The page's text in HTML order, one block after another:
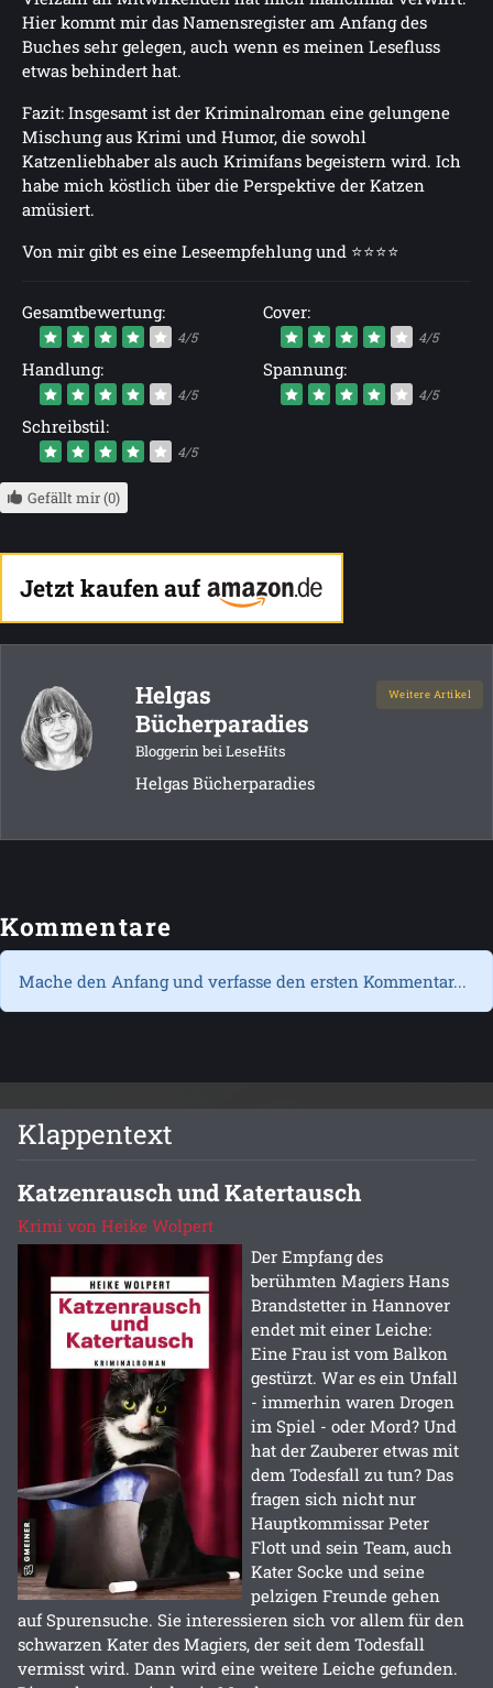
Hier kommt mir das Namensregister am Anfang des
Buches sehr gelegen, auch wenn es meinen Lesefluss
etwas behindert hat.
Fazit: Insgesamt ist der Kriminalroman eine gelungene
Mischung aus Krimi und Humor, die sowohl
Katzenliebhaber als auch Krimifans begeistern wird. Ich
habe mich köstlich über die Perspektive der Katzen
amüsiert.
Von mir gibt es eine Leseempfehlung und ⭐⭐⭐⭐
Gesamtbewertung:
4/5
Cover:
4/5
Handlung:
4/5
Spannung:
4/5
Schreibstil:
4/5
Gefällt mir (0)
Jetzt kaufen auf
Helgas
Bücherparadies
Bloggerin bei LeseHits
Weitere Artikel
Helgas Bücherparadies
Kommentare
Mache den Anfang und verfasse den ersten Kommentar...
Klappentext
Katzenrausch und Katertausch
Krimi von Heike Wolpert
Der Empfang des
berühmten Magiers Hans
Brandstetter in Hannover
endet mit einer Leiche:
Eine Frau ist vom Balkon
gestürzt. War es ein Unfall
- immerhin waren Drogen
im Spiel - oder Mord? Und
hat der Zauberer etwas mit
dem Todesfall zu tun? Das
fragen sich nicht nur
Hauptkommissar Peter
Flott und sein Team, auch
Kater Socke und seine
pelzigen Freunde gehen
auf Spurensuche. Sie interessieren sich vor allem für den
schwarzen Kater des Magiers, der seit dem Todesfall
vermisst wird. Dann wird eine weitere Leiche gefunden.